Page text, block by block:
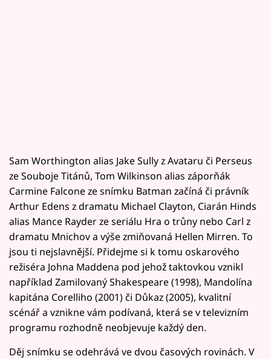
Sam Worthington alias Jake Sully z Avataru či Perseus
ze Souboje Titánů, Tom Wilkinson alias záporňák
Carmine Falcone ze snímku Batman začíná či právník
Arthur Edens z dramatu Michael Clayton, Ciarán Hinds
alias Mance Rayder ze seriálu Hra o trůny nebo Carl z
dramatu Mnichov a výše zmiňovaná Hellen Mirren. To
jsou ti nejslavnější. Přidejme si k tomu oskarového
režiséra Johna Maddena pod jehož taktovkou vznikl
například Zamilovaný Shakespeare (1998), Mandolína
kapitána Corelliho (2001) či Důkaz (2005), kvalitní
scénář a vznikne vám podívaná, která se v televizním
programu rozhodně neobjevuje každý den.
Děj snímku se odehrává ve dvou časových rovinách. V